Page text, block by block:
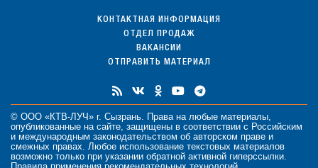
КОНТАКТНАЯ ИНФОРМАЦИЯ
ОТДЕЛ ПРОДАЖ
ВАКАНСИИ
ОТПРАВИТЬ МАТЕРИАЛ
© ООО «КТВ-ЛУЧ» г. Сызрань. Права на любые материалы
опубликованные на сайте, защищены в соответствии с Российским
и международным законодательством об авторском праве и
смежных правах. Любое использование текстовых материалов
возможно только при указании обратной активной гиперссылки.